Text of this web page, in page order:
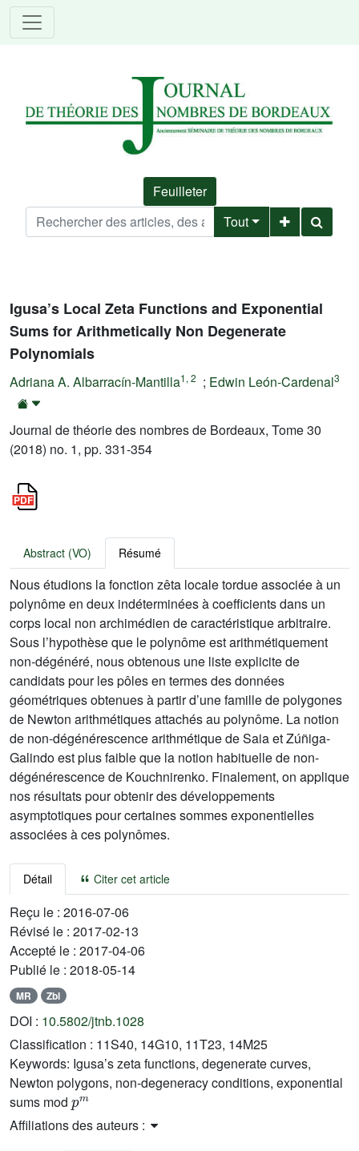
Feuilleter
Tout
Igusa’s Local Zeta Functions and Exponential
Sums for Arithmetically Non Degenerate
Polynomials
Adriana A. Albarracín-Mantilla1, 2 ; Edwin León-Cardenal3
Journal de théorie des nombres de Bordeaux, Tome 30
(2018) no. 1, pp. 331-354
Abstract (VO) Résumé
Nous étudions la fonction zêta locale tordue associée à un
polynôme en deux indéterminées à coefficients dans un
corps local non archimédien de caractéristique arbitraire.
Sous l’hypothèse que le polynôme est arithmétiquement
non-dégénéré, nous obtenous une liste explicite de
candidats pour les pôles en termes des données
géométriques obtenues à partir d’une famille de polygones
de Newton arithmétiques attachés au polynôme. La notion
de non-dégénérescence arithmétique de Saia et Zúñiga-
Galindo est plus faible que la notion habituelle de non-
dégénérescence de Kouchnirenko. Finalement, on applique
nos résultats pour obtenir des développements
asymptotiques pour certaines sommes exponentielles
associées à ces polynômes.
Détail Citer cet article
Reçu le : 2016-07-06
Révisé le : 2017-02-13
Accepté le : 2017-04-06
Publié le : 2018-05-14
MR Zbl
DOI : 10.5802/jtnb.1028
Classification : 11S40, 14G10, 11T23, 14M25
Keywords: Igusa’s zeta functions, degenerate curves,
Newton polygons, non-degeneracy conditions, exponential
sums mod
pm
Affiliations des auteurs :